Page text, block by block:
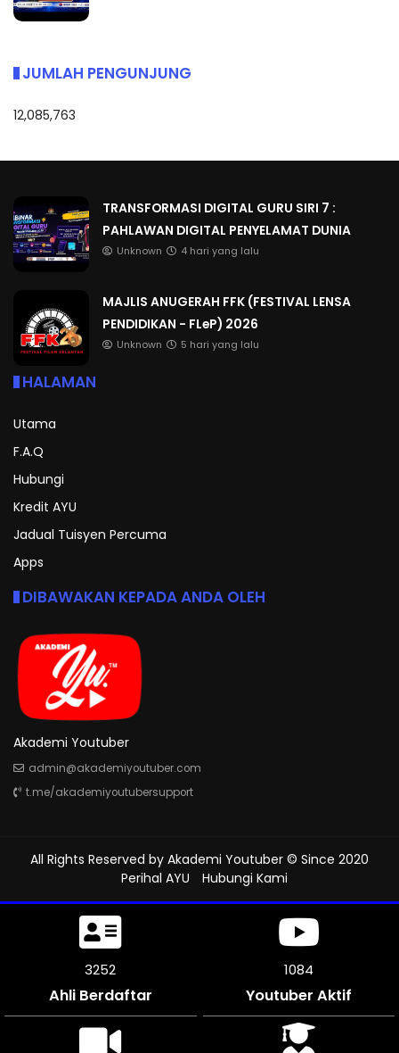
JUMLAH PENGUNJUNG
12,085,763
TRANSFORMASI DIGITAL GURU SIRI 7 :
PAHLAWAN DIGITAL PENYELAMAT DUNIA
Unknown 4 hari yang lalu
MAJLIS ANUGERAH FFK (FESTIVAL LENSA
PENDIDIKAN - FLeP) 2026
Unknown 5 hari yang lalu
HALAMAN
Utama
F.A.Q
Hubungi
Kredit AYU
Jadual Tuisyen Percuma
Apps
DIBAWAKAN KEPADA ANDA OLEH
Akademi Youtuber
admin@akademiyoutuber.com
t.me/akademiyoutubersupport
All Rights Reserved by Akademi Youtuber © Since 2020
Perihal AYU
Hubungi Kami
3639
Ahli Berdaftar
1213
Youtuber Aktif